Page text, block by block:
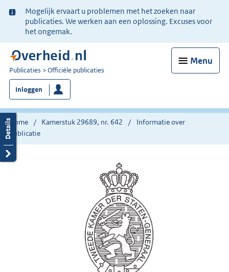
Ter
informatie:
Mogelijk ervaart u problemen met het zoeken naar
publicaties. We werken aan een oplossing. Excuses voor
het ongemak.
Menu
U
bent
nu
hier:
Publicaties Officiële publicaties
Inloggen
Home Kamerstuk 29689, nr. 642
Informatie over
publicatie